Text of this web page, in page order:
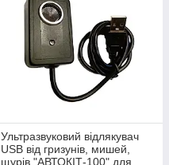
Ультразвуковий відлякувач
USB від гризунів, мишей,
щурів "АВТОКІТ-100" для